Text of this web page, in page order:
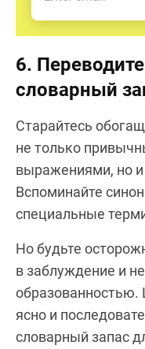
6.
словарный
Старайтесь
не только
выражениями, но
Вспоминайте
специальные
Но будьте
в заблуждение и
образованностью.
ясно и
словарный запас